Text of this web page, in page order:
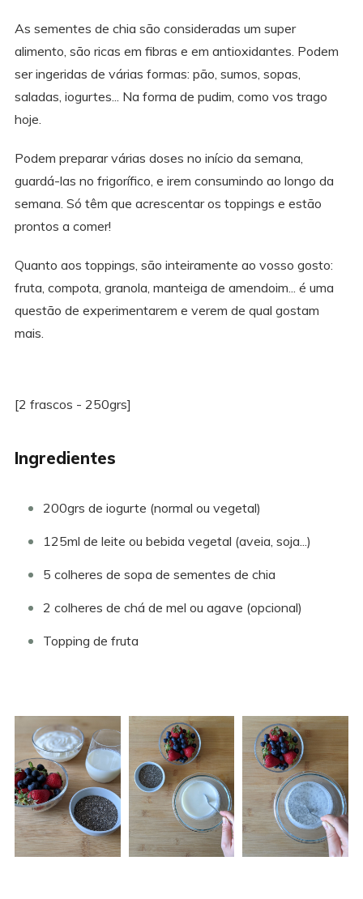
As sementes de chia são consideradas um super
alimento, são ricas em fibras e em antioxidantes. Podem
ser ingeridas de várias formas: pão, sumos, sopas,
saladas, iogurtes... Na forma de pudim, como vos trago
hoje.
Podem preparar várias doses no início da semana,
guardá-las no frigorífico, e irem consumindo ao longo da
semana. Só têm que acrescentar os toppings e estão
prontos a comer!
Quanto aos toppings, são inteiramente ao vosso gosto:
fruta, compota, granola, manteiga de amendoim... é uma
questão de experimentarem e verem de qual gostam
mais.
[2 frascos - 250grs]
Ingredientes
200grs de iogurte (normal ou vegetal)
125ml de leite ou bebida vegetal (aveia, soja...)
5 colheres de sopa de sementes de chia
2 colheres de chá de mel ou agave (opcional)
Topping de fruta